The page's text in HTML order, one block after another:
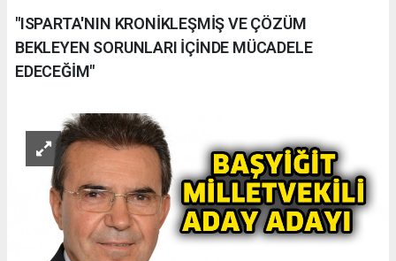
"ISPARTA'NIN KRONİKLEŞMİŞ VE ÇÖZÜM
BEKLEYEN SORUNLARI İÇİNDE MÜCADELE
EDECEĞİM"